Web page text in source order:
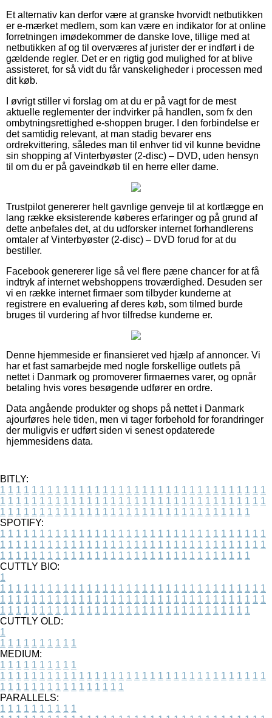
Et alternativ kan derfor være at granske hvorvidt netbutikken
er e-mærket medlem, som kan være en indikator for at online
forretningen imødekommer de danske love, tillige med at
netbutikken af og til overværes af jurister der er indført i de
gældende regler. Det er en rigtig god mulighed for at blive
assisteret, for så vidt du får vanskeligheder i processen med
dit køb.
I øvrigt stiller vi forslag om at du er på vagt for de mest
aktuelle reglementer der indvirker på handlen, som fx den
ombytningsrettighed e-shoppen bruger. I den forbindelse er
det samtidig relevant, at man stadig bevarer ens
ordrekvittering, således man til enhver tid vil kunne bevidne
sin shopping af Vinterbyøster (2-disc) – DVD, uden hensyn
til om du er på gaveindkøb til en herre eller dame.
Trustpilot genererer helt gavnlige genveje til at kortlægge en
lang række eksisterende køberes erfaringer og på grund af
dette anbefales det, at du udforsker internet forhandlerens
omtaler af Vinterbyøster (2-disc) – DVD forud for at du
bestiller.
Facebook genererer lige så vel flere pæne chancer for at få
indtryk af internet webshoppens troværdighed. Desuden ser
vi en række internet firmaer som tilbyder kunderne at
registrere en evaluering af deres køb, som tilmed burde
bruges til vurdering af hvor tilfredse kunderne er.
Denne hjemmeside er finansieret ved hjælp af annoncer. Vi
har et fast samarbejde med nogle forskellige outlets på
nettet i Danmark og promoverer firmaernes varer, og opnår
betaling hvis vores besøgende udfører en ordre.
Data angående produkter og shops på nettet i Danmark
ajourføres hele tiden, men vi tager forbehold for forandringer
der muligvis er udført siden vi senest opdaterede
hjemmesidens data.
BITLY:
1 1 1 1 1 1 1 1 1 1 1 1 1 1 1 1 1 1 1 1 1 1 1 1 1 1 1 1 1 1 1 1 1 1
1 1 1 1 1 1 1 1 1 1 1 1 1 1 1 1 1 1 1 1 1 1 1 1 1 1 1 1 1 1 1 1 1 1
1 1 1 1 1 1 1 1 1 1 1 1 1 1 1 1 1 1 1 1 1 1 1 1 1 1 1 1 1 1 1 1
SPOTIFY:
1 1 1 1 1 1 1 1 1 1 1 1 1 1 1 1 1 1 1 1 1 1 1 1 1 1 1 1 1 1 1 1 1 1
1 1 1 1 1 1 1 1 1 1 1 1 1 1 1 1 1 1 1 1 1 1 1 1 1 1 1 1 1 1 1 1 1 1
1 1 1 1 1 1 1 1 1 1 1 1 1 1 1 1 1 1 1 1 1 1 1 1 1 1 1 1 1 1 1 1
CUTTLY BIO:
1
1 1 1 1 1 1 1 1 1 1 1 1 1 1 1 1 1 1 1 1 1 1 1 1 1 1 1 1 1 1 1 1 1 1
1 1 1 1 1 1 1 1 1 1 1 1 1 1 1 1 1 1 1 1 1 1 1 1 1 1 1 1 1 1 1 1 1 1
1 1 1 1 1 1 1 1 1 1 1 1 1 1 1 1 1 1 1 1 1 1 1 1 1 1 1 1 1 1 1 1
CUTTLY OLD:
1
1 1 1 1 1 1 1 1 1 1
MEDIUM:
1 1 1 1 1 1 1 1 1 1
1 1 1 1 1 1 1 1 1 1 1 1 1 1 1 1 1 1 1 1 1 1 1 1 1 1 1 1 1 1 1 1 1 1
1 1 1 1 1 1 1 1 1 1 1 1 1 1 1 1
PARALLELS:
1 1 1 1 1 1 1 1 1 1